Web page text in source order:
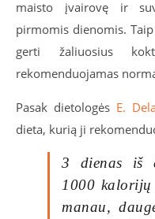
maisto įvairovę ir
pirmomis dienomis.
gerti žaliuosius
rekomenduojamas
Pasak dietologės E.
dieta, kurią ji
3 dienas iš
1000
manau,